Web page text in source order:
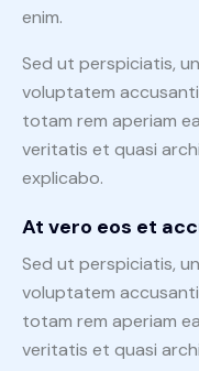
enim.
Sed ut perspiciatis,
voluptatem
totam rem aperiam
veritatis et quasi
explicabo.
At vero eos et
Sed ut perspiciatis,
voluptatem
totam rem aperiam
veritatis et quasi